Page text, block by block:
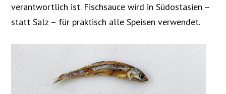
verantwortlich ist. Fischsauce wird in Südostasien –
statt Salz – für praktisch alle Speisen verwendet.